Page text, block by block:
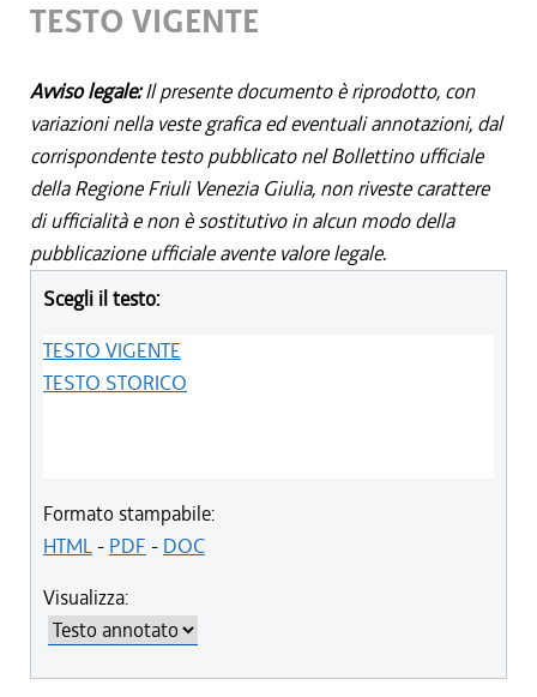
TESTO VIGENTE
Avviso legale:Il presente documento è riprodotto, con
variazioni nella veste grafica ed eventuali annotazioni, dal
corrispondente testo pubblicato nel Bollettino ufficiale
della Regione Friuli Venezia Giulia, non riveste carattere
di ufficialità e non è sostitutivo in alcun modo della
pubblicazione ufficiale avente valore legale.
Scegli il testo:
TESTO VIGENTE
TESTO STORICO
Formato stampabile:
HTML- PDF - DOC
Visualizza: